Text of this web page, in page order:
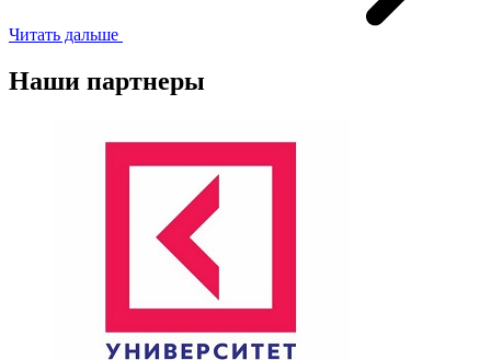
Читать дальше
Наши партнеры